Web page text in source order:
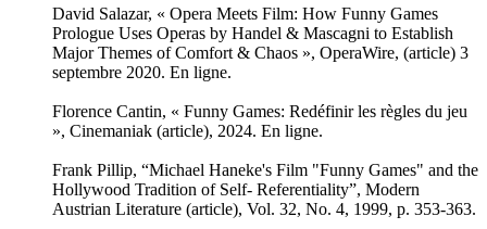
David Salazar, « Opera Meets Film: How Funny Games
Prologue Uses Operas by Handel & Mascagni to Establish
Major Themes of Comfort & Chaos », OperaWire, (article) 3
septembre 2020. En ligne.
Florence Cantin, « Funny Games: Redéfinir les règles du jeu
», Cinemaniak (article), 2024. En ligne.
Frank Pillip, “Michael Haneke's Film "Funny Games" and the
Hollywood Tradition of Self- Referentiality”, Modern
Austrian Literature (article), Vol. 32, No. 4, 1999, p. 353-363.